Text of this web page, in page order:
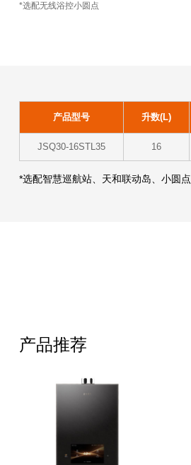
*选配无线浴控小圆点
产品型号 升数(L)
JSQ30-16STL35 16
*选配智慧巡航站、天和联动岛、小圆点
产品推荐